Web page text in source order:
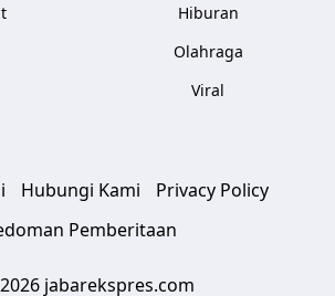
Hiburan
Olahraga
Viral
Hubungi Kami
Privacy Policy
Pemberitaan
jabarekspres.com